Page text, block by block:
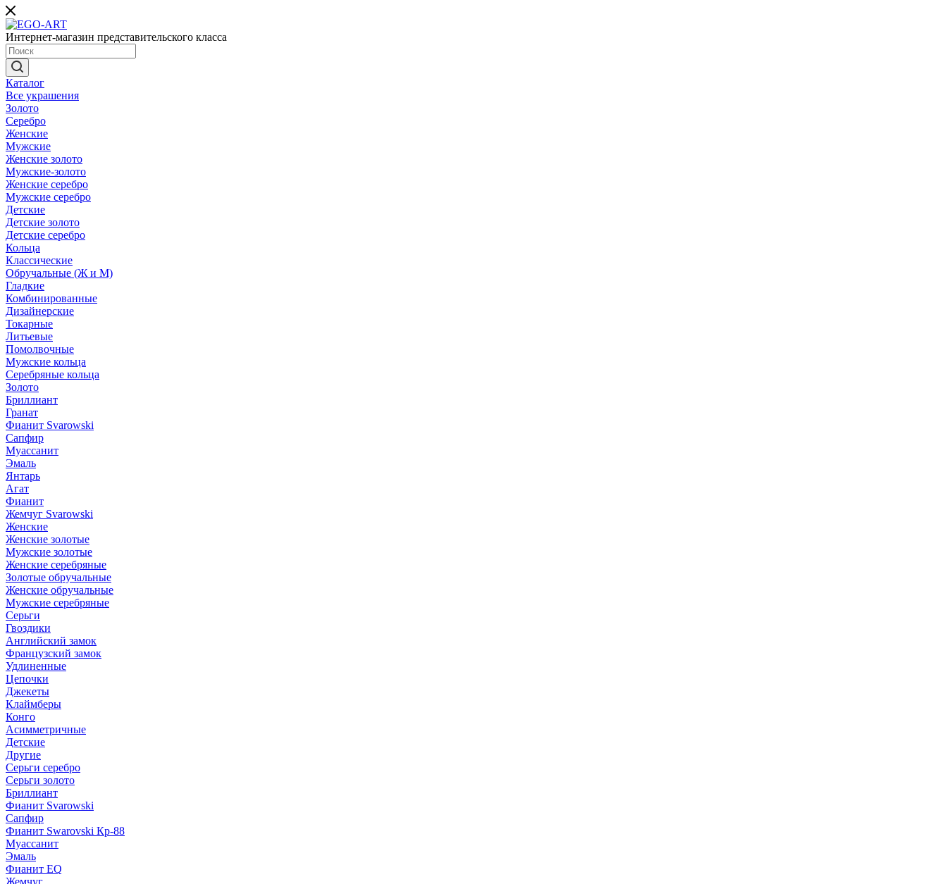
Интернет-магазин представительского класса
Каталог
Все украшения
Золото
Серебро
Женские
Мужские
Женские золото
Мужские-золото
Женские серебро
Мужские серебро
Детские
Детские золото
Детские серебро
Кольца
Классические
Обручальные (Ж и М)
Гладкие
Комбинированные
Дизайнерские
Токарные
Литьевые
Помолвочные
Мужские кольца
Серебряные кольца
Золото
Бриллиант
Гранат
Фианит Svarowski
Сапфир
Муассанит
Эмаль
Янтарь
Агат
Фианит
Жемчуг Svarowski
Женские
Женские золотые
Мужские золотые
Женские серебряные
Золотые обручальные
Женские обручальные
Мужские серебряные
Серьги
Гвоздики
Английский замок
Французский замок
Удлиненные
Цепочки
Джекеты
Клаймберы
Конго
Асимметричные
Детские
Другие
Серьги серебро
Серьги золото
Бриллиант
Фианит Svarowski
Сапфир
Фианит Swarovski Кр-88
Муассанит
Эмаль
Фианит EQ
Жемчуг